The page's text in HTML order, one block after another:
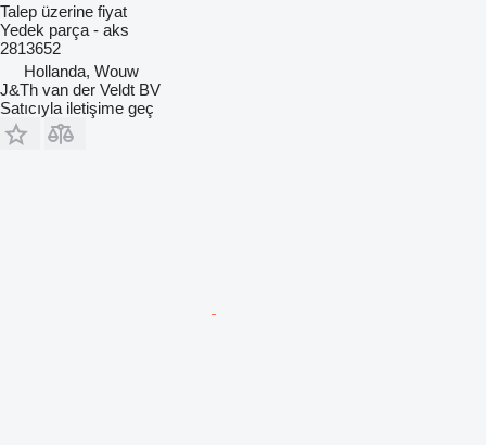
Talep üzerine fiyat
Yedek parça - aks
2813652
Hollanda, Wouw
J&Th van der Veldt BV
Satıcıyla iletişime geç